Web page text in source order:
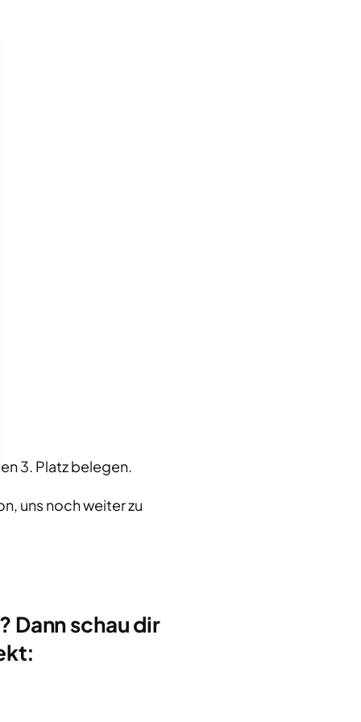
3. Platz belegen.
uns noch weiter zu
Dann schau dir